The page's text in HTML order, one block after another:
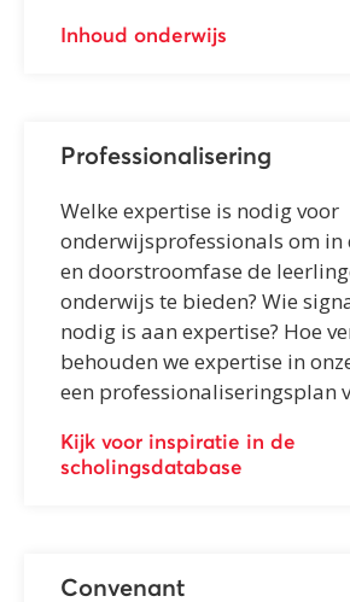
Inhoud onderwijs
Professionalisering
Welke expertise is nodig voor
onderwijsprofessionals om in
en doorstroomfase de
onderwijs te bieden? Wie
nodig is aan expertise? Hoe
behouden we expertise in
een professionaliseringsplan
Kijk voor inspiratie in de
scholingsdatabase
Convenant